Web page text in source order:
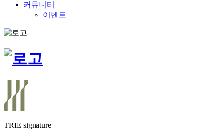
커뮤니티
이벤트
TRIE signature